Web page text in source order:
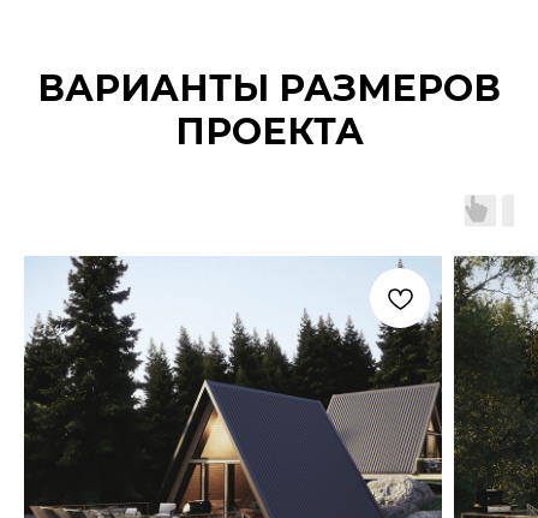
ВАРИАНТЫ РАЗМЕРОВ
ПРОЕКТА